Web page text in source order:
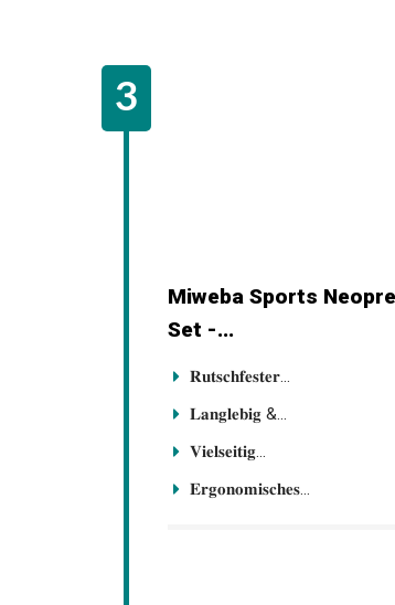
Miweba Sports
Set -...
𝐋𝐚𝐧𝐠𝐥𝐞𝐛𝐢𝐠 &...
𝐕𝐢𝐞𝐥𝐬𝐞𝐢𝐭𝐢𝐠...
𝐄𝐫𝐠𝐨𝐧𝐨𝐦𝐢𝐬𝐜𝐡𝐞𝐬...